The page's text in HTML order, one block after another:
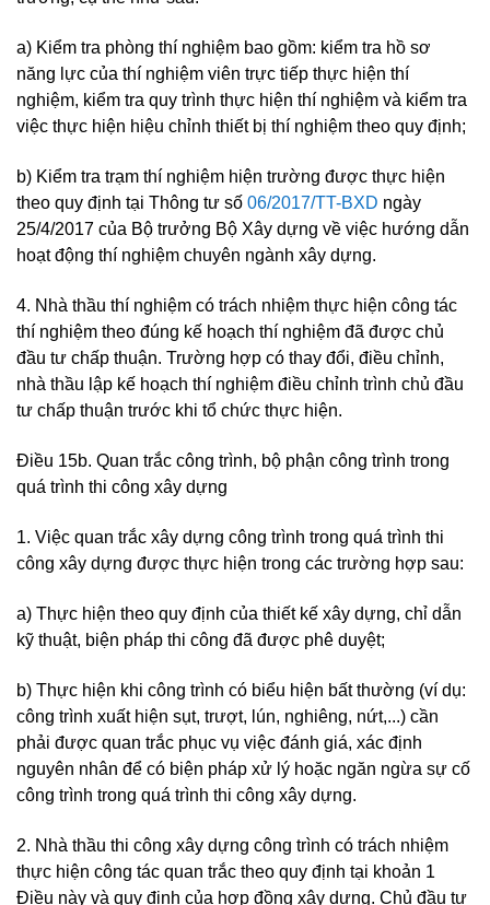
a) Kiểm tra phòng thí nghiệm bao gồm: kiểm tra hồ sơ
năng lực của thí nghiệm viên trực tiếp thực hiện thí
nghiệm, kiểm tra quy trình thực hiện thí nghiệm và kiểm tra
việc thực hiện hiệu chỉnh thiết bị thí nghiệm theo quy định;
b) Kiểm tra trạm thí nghiệm hiện trường được thực hiện
theo quy định tại Thông tư số 06/2017/TT-BXD ngày
25/4/2017 của Bộ trưởng Bộ Xây dựng về việc hướng dẫn
hoạt động thí nghiệm chuyên ngành xây dựng.
4. Nhà thầu thí nghiệm có trách nhiệm thực hiện công tác
thí nghiệm theo đúng kế hoạch thí nghiệm đã được chủ
đầu tư chấp thuận. Trường hợp có thay đổi, điều chỉnh,
nhà thầu lập kế hoạch thí nghiệm điều chỉnh trình chủ đầu
tư chấp thuận trước khi tổ chức thực hiện.
Điều 15b. Quan trắc công trình, bộ phận công trình trong
quá trình thi công xây dựng
1. Việc quan trắc xây dựng công trình trong quá trình thi
công xây dựng được thực hiện trong các trường hợp sau:
a) Thực hiện theo quy định của thiết kế xây dựng, chỉ dẫn
kỹ thuật, biện pháp thi công đã được phê duyệt;
b) Thực hiện khi công trình có biểu hiện bất thường (ví dụ:
công trình xuất hiện sụt, trượt, lún, nghiêng, nứt,...) cần
phải được quan trắc phục vụ việc đánh giá, xác định
nguyên nhân để có biện pháp xử lý hoặc ngăn ngừa sự cố
công trình trong quá trình thi công xây dựng.
2. Nhà thầu thi công xây dựng công trình có trách nhiệm
thực hiện công tác quan trắc theo quy định tại khoản 1
Điều này và quy định của hợp đồng xây dựng. Chủ đầu tư